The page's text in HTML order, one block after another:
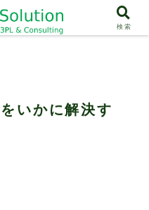
宅配便の再配達問題をい
いかに解決す
検索